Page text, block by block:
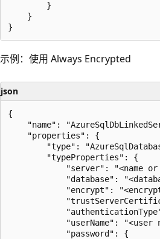
        }
    }
示例：使用 Always Encrypted
json
{
"name":
    "properties": {
"type":
        "typeProperties": {
"server": "<name
"database":
"encrypt":
"userName": "<user
            "password": {